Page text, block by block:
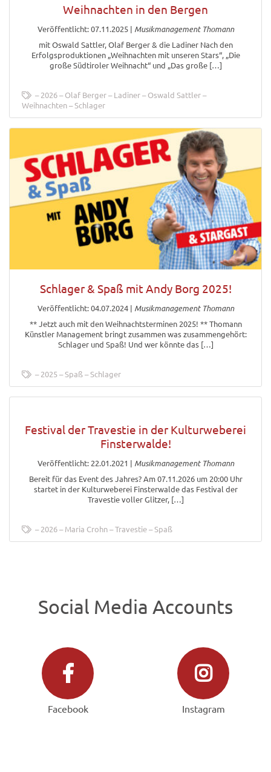
Weihnachten in den Bergen
Veröffentlicht: 07.11.2025| Musikmanagement Thomann
mit Oswald Sattler, Olaf Berger & die Ladiner Nach den
Erfolgsproduktionen „Weihnachten mit unseren Stars“, „Die
große Südtiroler Weihnacht“ und „Das große […]
2026 Olaf Berger Ladiner
Oswald Sattler
Weihnachten
Schlager
Schlager & Spaß mit Andy Borg 2025!
Veröffentlicht: 04.07.2024| Musikmanagement Thomann
** Jetzt auch mit den Weihnachtsterminen 2025! ** Thomann
Künstler Management bringt zusammen was zusammengehört:
Schlager und Spaß! Und wer könnte das […]
2025 Spaß Schlager
Festival der Travestie in der Kulturweberei
Finsterwalde!
Veröffentlicht: 22.01.2021 | Musikmanagement Thomann
Bereit für das Event des Jahres? Am 07.11.2026 um 20:00 Uhr
startet in der Kulturweberei Finsterwalde das Festival der
Travestie voller Glitzer, […]
2026 Maria Crohn Travestie Spaß
Social Media Accounts
Facebook Instagram